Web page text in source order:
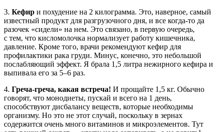
3. Кефир и похудение на 2 килограмма. Это, наверное, самый
известный продукт для разгрузочного дня, и все когда-то да
разочек «сидели» на нем. Это связано, в первую очередь,
с тем, что кисломолочка нормализует работу кишечника,
давление. Кроме того, врачи рекомендуют кефир для
профилактики рака груди. Минус, конечно, это небольшой
послабляющий эффект. Я брала 1,5 литра нежирного кефира и
выпивала его за 5–6 раз.
4. Греча-греча, какая встреча! И прощайте 1,5 кг. Обычно
говорят, что монодиеты, пускай и всего на 1 день,
способствуют дисбалансу веществ, которые необходимы
организму. Но это не этот случай, поскольку в зернах
содержится очень много витаминов и микроэлементов. Тут